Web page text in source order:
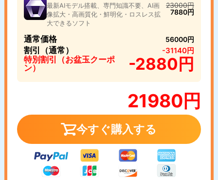
最新AIモデル搭載、専門知識不要、AI画
像拡大・高画質化・鮮明化・ロスレス拡
大できるソフト
23000円
7880円
通常価格 56000円
割引（通常） -31140円
特別割引（お盆玉クーポ
ン）
-2880円
21980円
今すぐ購入する